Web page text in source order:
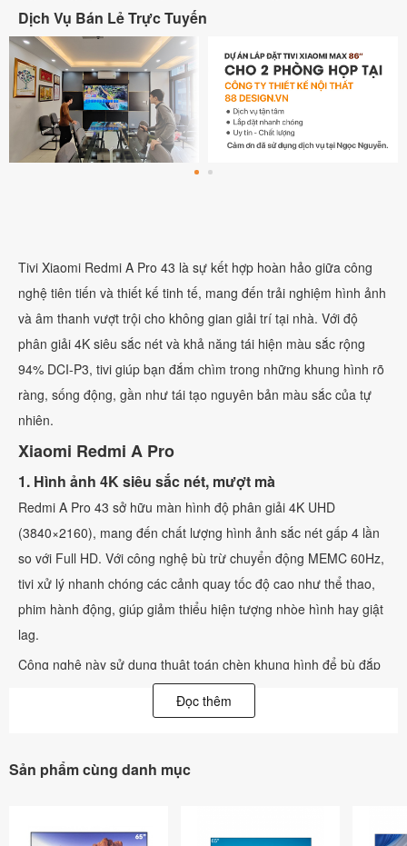
Dịch Vụ Bán Lẻ Trực Tuyến
Tivi Xiaomi Redmi A Pro 43 là sự kết hợp hoàn hảo giữa công
nghệ tiên tiến và thiết kế tinh tế, mang đến trải nghiệm hình ảnh
và âm thanh vượt trội cho không gian giải trí tại nhà. Với độ
phân giải 4K siêu sắc nét và khả năng tái hiện màu sắc rộng
94% DCI-P3, tivi giúp bạn đắm chìm trong những khung hình rõ
ràng, sống động, gần như tái tạo nguyên bản màu sắc của tự
nhiên.
Xiaomi Redmi A Pro
1. Hình ảnh 4K siêu sắc nét, mượt mà
Redmi A Pro 43 sở hữu màn hình độ phân giải 4K UHD
(3840×2160), mang đến chất lượng hình ảnh sắc nét gấp 4 lần
so với Full HD. Với công nghệ bù trừ chuyển động MEMC 60Hz,
tivi xử lý nhanh chóng các cảnh quay tốc độ cao như thể thao,
phim hành động, giúp giảm thiểu hiện tượng nhòe hình hay giật
lag.
Công nghệ này sử dụng thuật toán chèn khung hình để bù đắp
cho các hình ảnh bị mất trong quá trình phát, giúp mọi khung
hình trở nên mượt mà và rõ ràng hơn.
chuyên nghiệp
Đọc thêm
Sản phẩm cùng danh mục